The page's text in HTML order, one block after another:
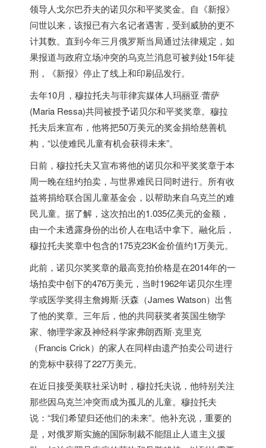
领导人戈尔巴乔夫的诺贝尔和平奖奖金。自《新报》
问世以来，该报已有六名记者遇害，受到威胁的更不
计其数。直到今年三月俄罗斯当局通过法律规定，如
果报道与政府立场冲突的乌克兰消息可被判处15年徒
刑，《新报》停止了线上和印刷品发行。
去年10月，穆拉托夫与菲律宾媒体人玛丽亚·蕾萨
(Maria Ressa)共同被授予诺贝尔和平奖奖章。穆拉
托夫后来宣布，他将把50万美元的奖金捐给慈善机
构，“以使难民儿童有机会获得未来”。
日前，穆拉托夫又宣布将他的诺贝尔和平奖奖章于本
周一晚在纽约拍卖，与世界难民日同时进行。所有收
益将捐给联合国儿童基金会，以帮助来自乌克兰的难
民儿童。据了解，这次拍出的1.035亿美元的金额，
由一个未透露身份的出价人在电话中拿下。融化后，
穆拉托夫奖章中包含的175克23K金价值约1万美元。
此前，诺贝尔奖奖章的最高竞拍价格是在2014年的一
场拍卖中创下的476万美元，当时1962年诺贝尔生理
学或医学奖得主詹姆斯·沃森（James Watson）出售
了他的奖章。三年后，他的共同获奖者英国生物学
家、物理学家及神经科学家弗朗西斯·克里克
（Francis Crick）的家人在同样由遗产拍卖公司进行
的竞标中获得了227万美元。
在近日接受美联社采访时，穆拉托夫说，他特别关注
那些因乌克兰冲突而成为孤儿的儿童。穆拉托夫
说：“我们希望归还他们的未来”。他补充说，重要的
是，对俄罗斯实施的国际制裁不能阻止人道主义援